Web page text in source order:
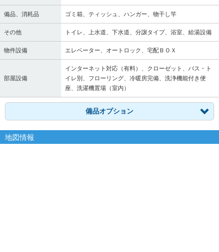
備品、消耗品 ゴミ箱、ティッシュ、ハンガー、物干し竿
その他 トイレ、上水道、下水道、分譲タイプ、浴室、給湯設備
物件設備 エレベーター、オートロック、宅配ＢＯＸ
部屋設備
インターネット対応（有料）、クローゼット、バス・ト
イレ別、フローリング、冷暖房完備、洗浄機能付き便
座、洗濯機置場（室内）
備品オプション
地図情報